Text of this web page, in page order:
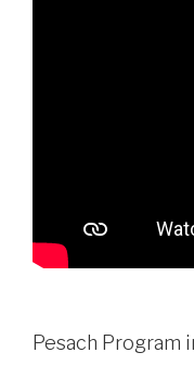
Pesach Program